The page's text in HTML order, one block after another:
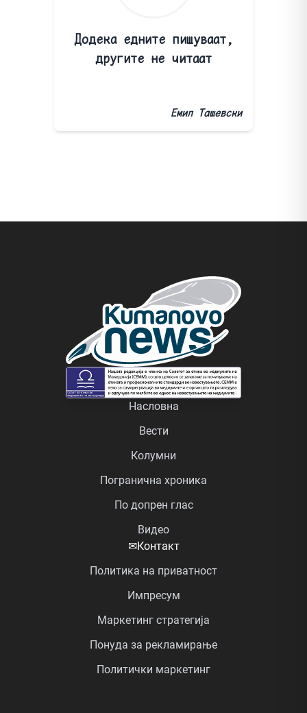
Додека едните пишуваат,
другите не читаат
Емил Ташевски
Насловна
Вести
Колумни
Погранична хроника
По допрен глас
Видео
✉Контакт
Политика на приватност
Импресум
Маркетинг стратегија
Понуда за рекламирање
Политички маркетинг